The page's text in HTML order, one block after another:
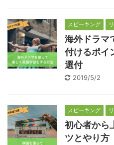
スピーキング
海外ドラマ
付けるポイ
選付
2019/5/2
スピーキング
初心者から
ツとやり方